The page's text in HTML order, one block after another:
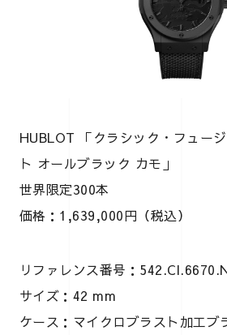
HUBLOT 「クラシック・フュー
ト オールブラック カモ」
世界限定300本
価格：1,639,000円（税込）
リファレンス番号：
サイズ：42 mm
ケース：マイクロブラスト加工ブ